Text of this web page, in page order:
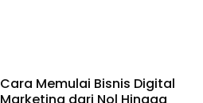
Cara Memulai Bisnis Digital